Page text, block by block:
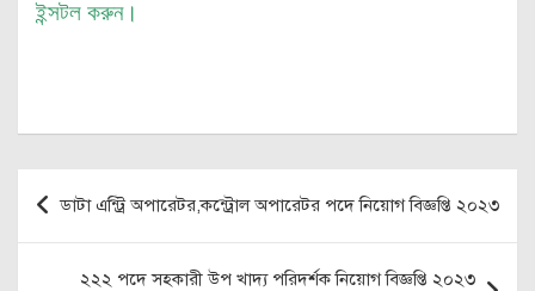
ইন্সটল করুন।
Post
navigation
ডাটা এন্ট্রি অপারেটর,কন্ট্রোল অপারেটর পদে নিয়োগ বিজ্ঞপ্তি ২০২৩
২২২ পদে সহকারী উপ খাদ্য পরিদর্শক নিয়োগ বিজ্ঞপ্তি ২০২৩